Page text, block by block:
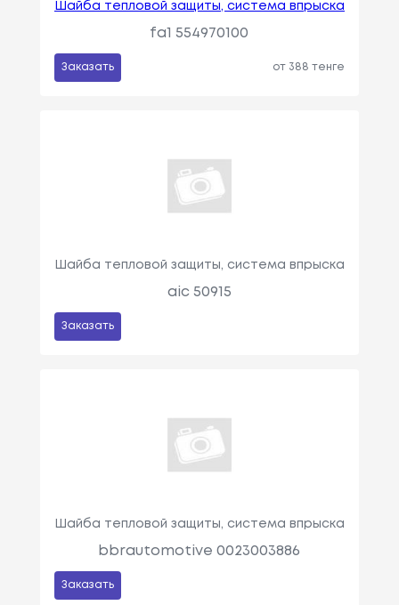
Шайба тепловой защиты, система впрыска
fa1 554970100
Заказать от 388 тенге
Шайба тепловой защиты, система впрыска
aic 50915
Заказать
Шайба тепловой защиты, система впрыска
bbrautomotive 0023003886
Заказать